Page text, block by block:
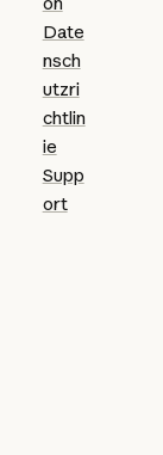
Date
nsch
utzri
chtlin
ie
Supp
ort